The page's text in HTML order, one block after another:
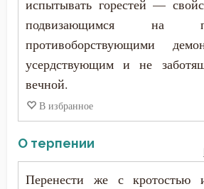
Стыд
Суета
Счастье
Тело
Терпение
испытывать горестей —
подвизающимся на
противоборствующими
усердствующим и не
вечной.
В избранное
О терпении
Перенести же с кротостью